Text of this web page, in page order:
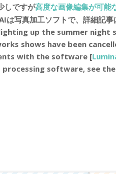
しですが高度な画像編集が可能
は写真加工ソフトで、詳細記事
up the summer
shows have been
with the software [
software, see